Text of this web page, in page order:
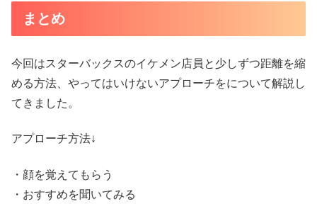
まとめ
今回はスターバックスのイケメン店員と少しずつ距離を縮
める方法、やってはいけないアプローチをについて解説し
てきました。
アプローチ方法↓
・顔を覚えてもらう
・おすすめを聞いてみる